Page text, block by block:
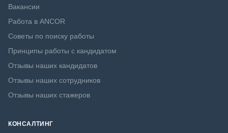
Вакансии
Работа в ANCOR
Советы по поиску работы
Принципы работы с кандидатом
Отзывы наших кандидатов
Отзывы наших сотрудников
Отзывы наших стажеров
КОНСАЛТИНГ